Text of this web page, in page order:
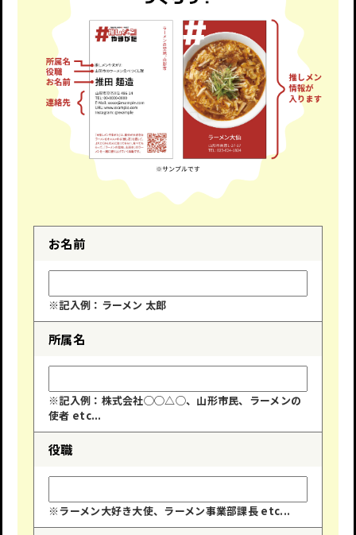
お名前
※記入例：ラーメン 太郎
所属名
※記入例：株式会社◯◯△◯、山形市民、ラーメンの
使者 etc...
役職
※ラーメン大好き大使、ラーメン事業部課長 etc...